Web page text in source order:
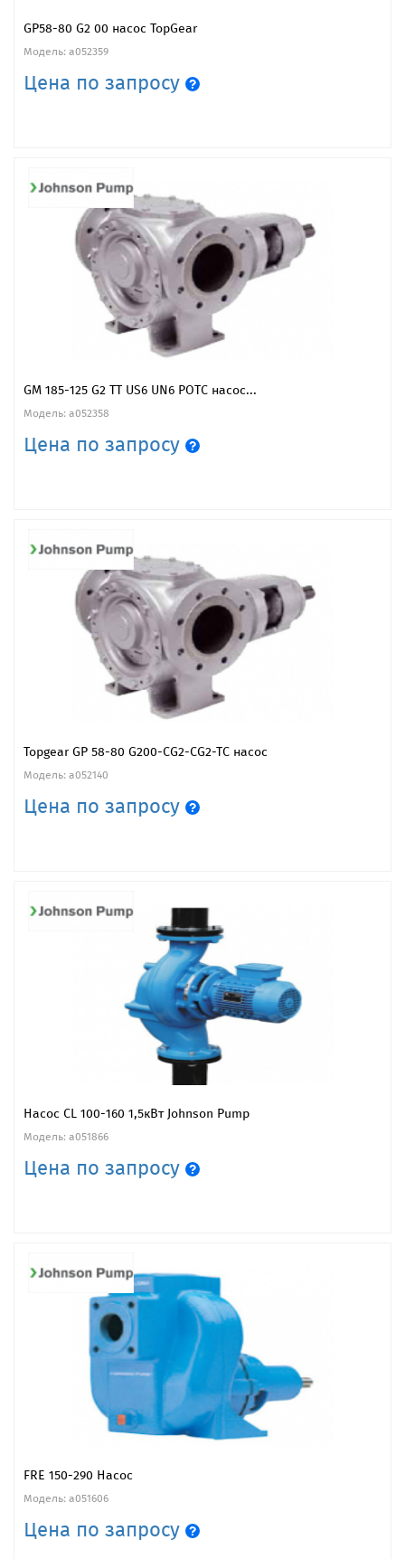
GP58-80 G2 00 насос TopGear
Модель: a052359
Цена по запросу
GM 185-125 G2 ТТ US6 UN6 РОТС насос...
Модель: a052358
Цена по запросу
Topgear GP 58-80 G200-CG2-CG2-TC насос
Модель: a052140
Цена по запросу
Насос CL 100-160 1,5кВт Johnson Pump
Модель: a051866
Цена по запросу
FRE 150-290 Насос
Модель: a051606
Цена по запросу